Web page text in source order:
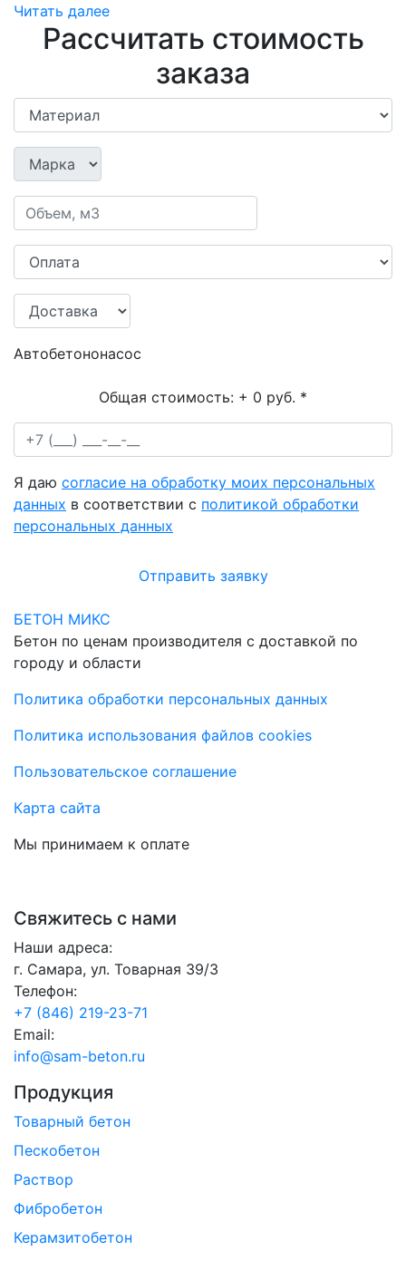
Читать далее
Рассчитать стоимость
заказа
Автобетононасос
Общая стоимость: + 0 руб. *
Я даю согласие на обработку моих персональных
данных в соответствии с политикой обработки
персональных данных
Отправить заявку
БЕТОН МИКС
Бетон по ценам производителя с доставкой по
городу и области
Политика обработки персональных данных
Политика использования файлов cookies
Пользовательское соглашение
Карта сайта
Мы принимаем к оплате
Свяжитесь с нами
Наши адреса:
г. Самара, ул. Товарная 39/3
Телефон:
+7 (846) 219-23-71
Email:
info@sam-beton.ru
Продукция
Товарный бетон
Пескобетон
Раствор
Фибробетон
Керамзитобетон